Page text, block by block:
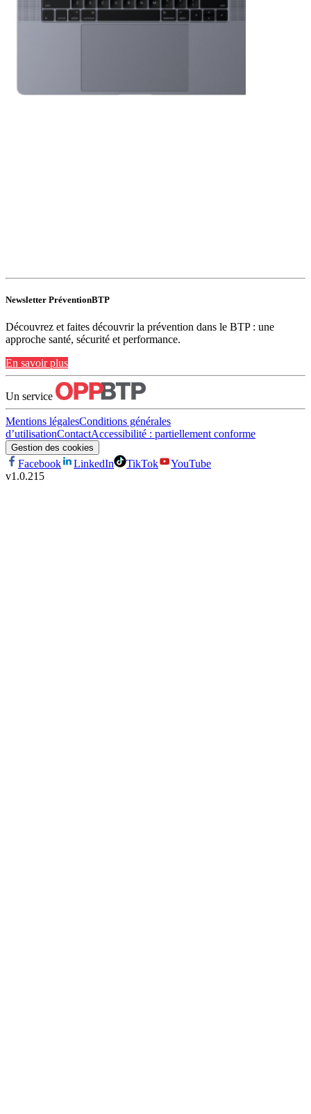
Newsletter PréventionBTP
Découvrez et faites découvrir la prévention dans le BTP : une
approche santé, sécurité et performance.
En savoir plus
Un service
Mentions légalesConditions générales
d’utilisationContactAccessibilité : partiellement conforme
Gestion des cookies
Facebook LinkedIn TikTok
YouTube
v1.0.215